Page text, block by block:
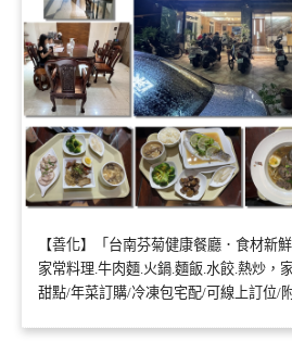
【善化】「台南芬菊健康餐廳．食材新
家常料理.牛肉麵.火鍋.麵飯.水餃.熱炒，
甜點/年菜訂購/冷凍包宅配/可線上訂位/